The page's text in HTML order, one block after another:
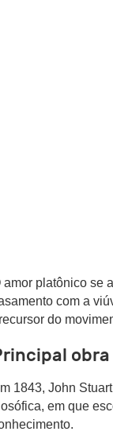
amor platônico se
com a
do
1843, John
em que